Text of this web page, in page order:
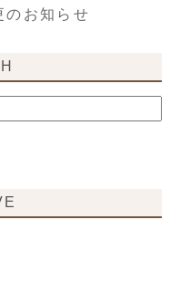
のお知らせ